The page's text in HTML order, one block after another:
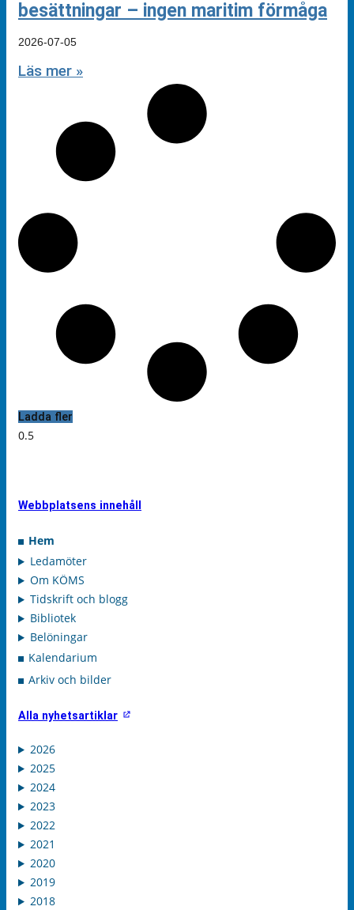
besättningar – ingen maritim förmåga
2026-07-05
Läs mer »
Ladda fler
Webbplatsens innehåll
Hem
Ledamöter
Om KÖMS
Tidskrift och blogg
Bibliotek
Belöningar
Kalendarium
Arkiv och bilder
Alla nyhetsartiklar
2026
2025
2024
2023
2022
2021
2020
2019
2018